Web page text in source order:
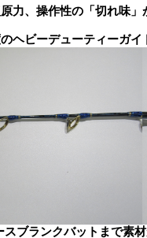
力、操作性の「切れ味」
ヘビーデューティーガ
ブランクバットまで素材